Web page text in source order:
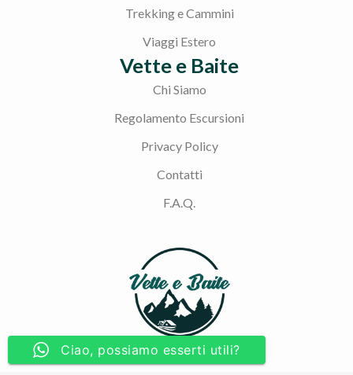
Trekking e Cammini
Viaggi Estero
Vette e Baite
Chi Siamo
Regolamento Escursioni
Privacy Policy
Contatti
F.A.Q.
Ciao, possiamo esserti utili?